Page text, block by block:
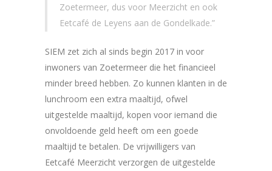
Zoetermeer, dus voor Meerzicht en ook
Eetcafé de Leyens aan de Gondelkade.”
SIEM zet zich al sinds begin 2017 in voor
inwoners van Zoetermeer die het financieel
minder breed hebben. Zo kunnen klanten in de
lunchroom een extra maaltijd, ofwel
uitgestelde maaltijd, kopen voor iemand die
onvoldoende geld heeft om een goede
maaltijd te betalen. De vrijwilligers van
Eetcafé Meerzicht verzorgen de uitgestelde